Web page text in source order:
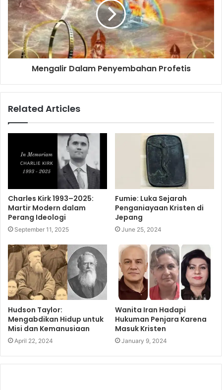
Mengalir Dalam Penyembahan Profetis
Related Articles
Charles Kirk 1993–2025:
Martir Modern dalam
Perang Ideologi
September 11, 2025
Fumie: Luka Sejarah
Penganiayaan Kristen di
Jepang
June 25, 2024
Hudson Taylor:
Mengabdikan Hidup untuk
Misi dan Kemanusiaan
April 22, 2024
Wanita Iran Hadapi
Hukuman Penjara Karena
Masuk Kristen
January 9, 2024